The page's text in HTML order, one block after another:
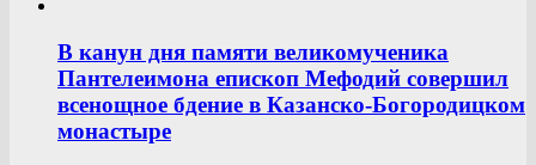
В канун дня памяти великомученика
Пантелеимона епископ Мефодий совершил
всенощное бдение в Казанско-Богородицком
монастыре